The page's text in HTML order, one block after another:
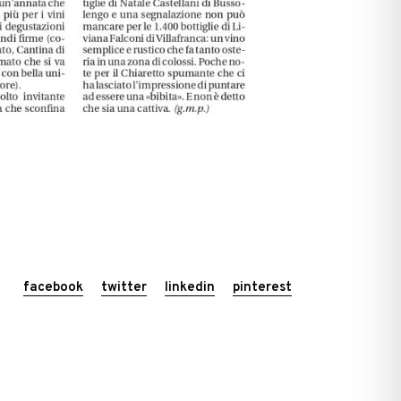
facebook twitter linkedin pinterest